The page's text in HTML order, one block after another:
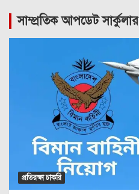
সাম্প্রতিক আপডেট সার্কুলার
প্রতিরক্ষা চাকরি